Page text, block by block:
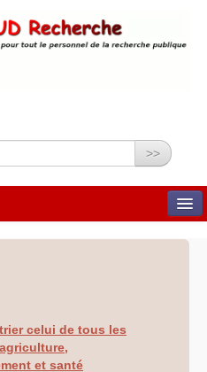
>>
celui de tous les
et santé